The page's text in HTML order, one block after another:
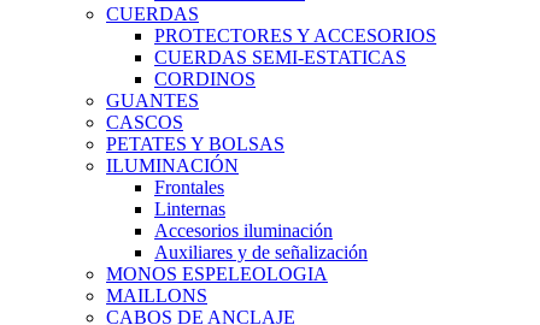
CUERDAS
PROTECTORES Y ACCESORIOS
CUERDAS SEMI-ESTATICAS
CORDINOS
GUANTES
CASCOS
PETATES Y BOLSAS
ILUMINACIÓN
Frontales
Linternas
Accesorios iluminación
Auxiliares y de señalización
MONOS ESPELEOLOGIA
MAILLONS
CABOS DE ANCLAJE